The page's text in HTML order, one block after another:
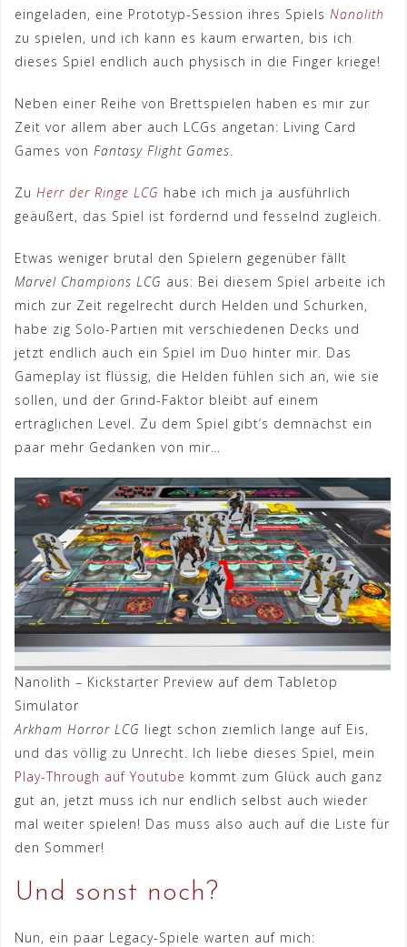
eingeladen, eine Prototyp-Session ihres Spiels Nanolith
zu spielen, und ich kann es kaum erwarten, bis ich
dieses Spiel endlich auch physisch in die Finger kriege!
Neben einer Reihe von Brettspielen haben es mir zur
Zeit vor allem aber auch LCGs angetan: Living Card
Games von Fantasy Flight Games.
Zu Herr der Ringe LCG habe ich mich ja ausführlich
geäußert, das Spiel ist fordernd und fesselnd zugleich.
Etwas weniger brutal den Spielern gegenüber fällt
Marvel Champions LCG aus: Bei diesem Spiel arbeite ich
mich zur Zeit regelrecht durch Helden und Schurken,
habe zig Solo-Partien mit verschiedenen Decks und
jetzt endlich auch ein Spiel im Duo hinter mir. Das
Gameplay ist flüssig, die Helden fühlen sich an, wie sie
sollen, und der Grind-Faktor bleibt auf einem
erträglichen Level. Zu dem Spiel gibt’s demnächst ein
paar mehr Gedanken von mir…
Nanolith – Kickstarter Preview auf dem Tabletop
Simulator
Arkham Horror LCG liegt schon ziemlich lange auf Eis,
und das völlig zu Unrecht. Ich liebe dieses Spiel, mein
Play-Through auf Youtube kommt zum Glück auch ganz
gut an, jetzt muss ich nur endlich selbst auch wieder
mal weiter spielen! Das muss also auch auf die Liste für
den Sommer!
Und sonst noch?
Nun, ein paar Legacy-Spiele warten auf mich: